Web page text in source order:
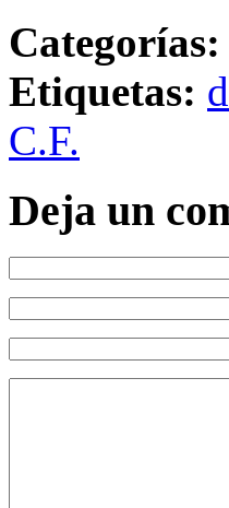
Categorías:
Etiquetas:
C.F.
Deja un